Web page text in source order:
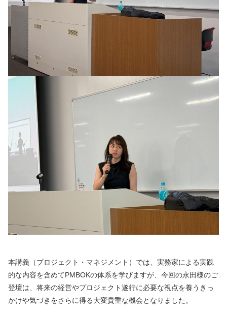
本講義（プロジェクト・マネジメント）では、実務家による実践
的な内容を含めてPMBOKの体系を学びますが、今回の永田様のご
登壇は、将来の経営やプロジェクト遂行に必要な視点を養うきっ
かけや気づきをさらに得る大変貴重な機会となりました。